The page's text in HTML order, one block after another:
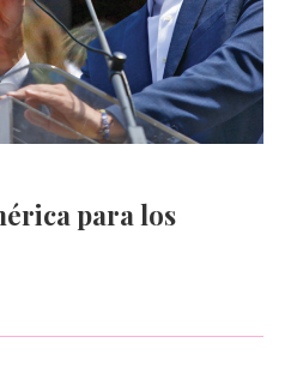
para los